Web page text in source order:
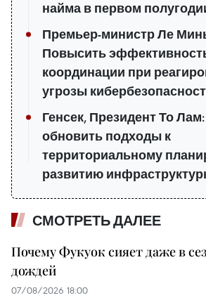
найма в первом
Премьер-министр Ле
Повысить
координации при
угрозы
Генсек, Президент То
обновить подходы к
территориальному
развитию
СМОТРЕТЬ ДАЛЕЕ
Почему Фукуок сияет даже в
дождей
07/08/2026 18:00